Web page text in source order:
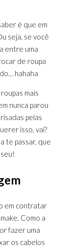
é que em
seja, se você
entre uma
de roupa
hahaha
mais
nunca parou
pelas
isso, vai?
te passar, que
em contratar
Como a
fazer uma
os cabelos